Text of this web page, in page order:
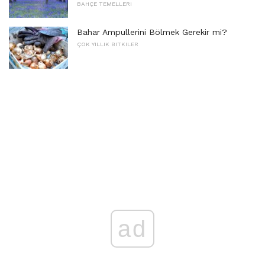
BAHÇE TEMELLERI
Bahar Ampullerini Bölmek Gerekir mi?
ÇOK YILLIK BITKILER
ad